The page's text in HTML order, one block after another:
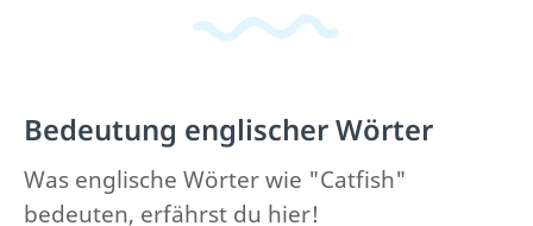
Bedeutung englischer Wörter
Was englische Wörter wie "Catfish"
bedeuten, erfährst du hier!